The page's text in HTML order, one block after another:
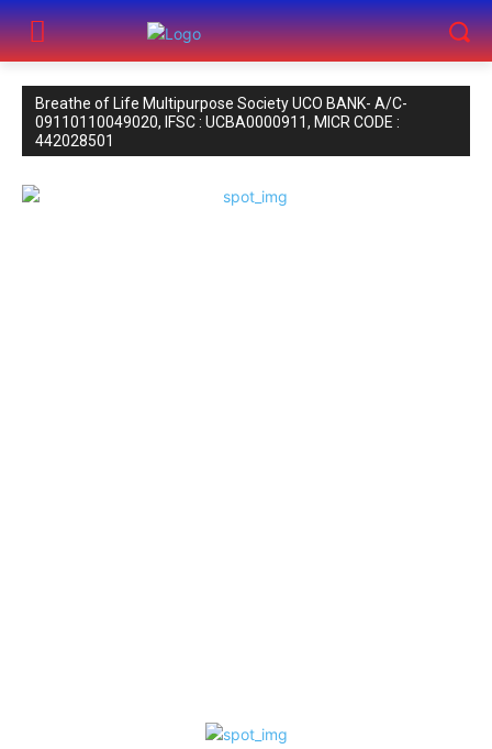
Breathe of Life Multipurpose Society UCO BANK- A/C-
09110110049020, IFSC : UCBA0000911, MICR CODE :
442028501